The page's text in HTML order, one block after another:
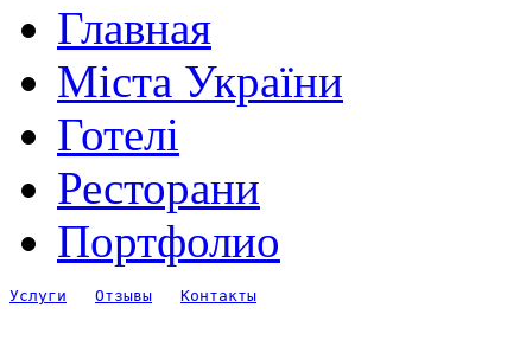
Главная
Міста України
Готелі
Ресторани
Портфолио
Услуги Отзывы Контакты